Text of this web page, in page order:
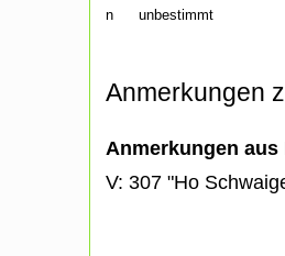
n unbestimmt
Anmerkungen
Anmerkungen
V: 307 "Ho